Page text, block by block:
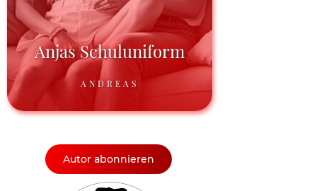
Anjas Schuluniform
ANDREAS
Autor abonnieren